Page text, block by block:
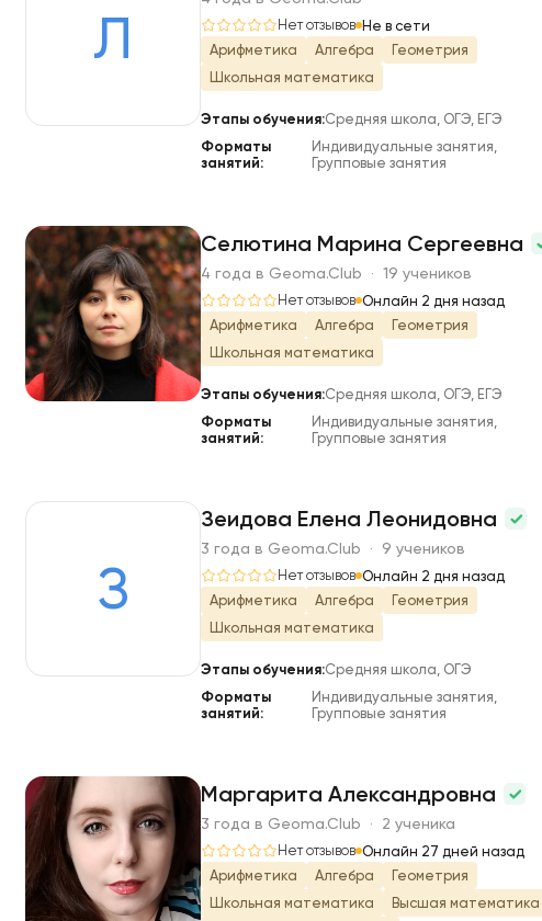
Л Нет отзывов Не в сети
Арифметика
Алгебра
Геометрия
Школьная математика
Этапы обучения:Средняя школа, ОГЭ, ЕГЭ
Форматы
занятий:
Индивидуальные занятия,
Групповые занятия
С
Селютина Марина Сергеевна
4 года в Geoma.Club · 19 учеников
Нет отзывов Онлайн 2 дня назад
Арифметика
Алгебра
Геометрия
Школьная математика
Этапы обучения:Средняя школа, ОГЭ, ЕГЭ
Форматы
занятий:
Индивидуальные занятия,
Групповые занятия
З
Зеидова Елена Леонидовна
3 года в Geoma.Club · 9 учеников
Нет отзывов Онлайн 2 дня назад
Арифметика
Алгебра
Геометрия
Школьная математика
Этапы обучения:Средняя школа, ОГЭ
Форматы
занятий:
Индивидуальные занятия,
Групповые занятия
М
Маргарита Александровна
3 года в Geoma.Club · 2 ученика
Нет отзывов Онлайн 27 дней назад
Арифметика
Алгебра
Геометрия
Школьная математика
Высшая математика